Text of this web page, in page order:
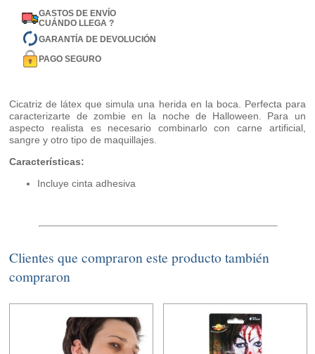
GASTOS DE ENVÍO
CUÁNDO LLEGA ?
GARANTÍA DE DEVOLUCIÓN
PAGO SEGURO
Cicatriz de látex que simula una herida en la boca. Perfecta para
caracterizarte de zombie en la noche de Halloween. Para un
aspecto realista es necesario combinarlo con carne artificial,
sangre y otro tipo de maquillajes.
Características:
Incluye cinta adhesiva
Clientes que compraron este producto también
compraron